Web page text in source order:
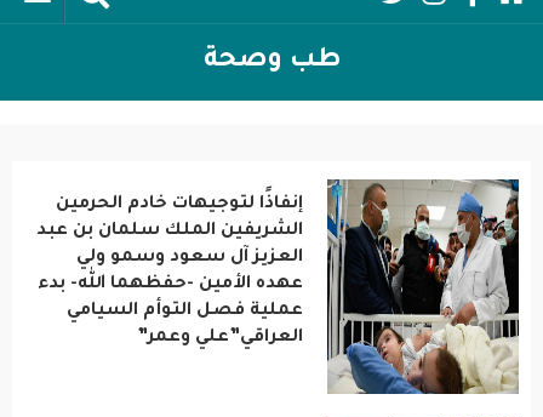
Social
Header
طب وصحة
إنفاذًا لتوجيهات خادم الحرمين
الشريفين الملك سلمان بن عبد
العزيز آل سعود وسمو ولي
عهده الأمين -حفظهما الله- بدء
عملية فصل التوأم السيامي
العراقي”علي وعمر”
اقتصاد واعمال
رياضة
فن وثقافة
عربية ودولية